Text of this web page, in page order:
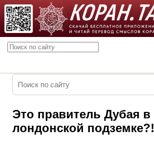
Это правитель Дубая в
лондонской подземке?!